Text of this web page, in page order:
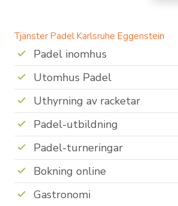
Tjänster Padel Karlsruhe Eggenstein
Padel inomhus
Utomhus Padel
Uthyrning av racketar
Padel-utbildning
Padel-turneringar
Bokning online
Gastronomi